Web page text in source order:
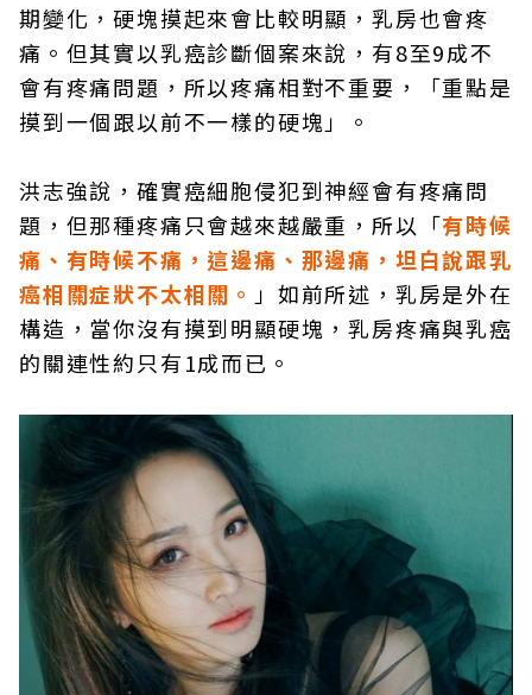
期變化，硬塊摸起來會比較明顯，乳房也會疼
痛。但其實以乳癌診斷個案來說，有8至9成不
會有疼痛問題，所以疼痛相對不重要，「重點是
摸到一個跟以前不一樣的硬塊」。
洪志強說，確實癌細胞侵犯到神經會有疼痛問
題，但那種疼痛只會越來越嚴重，所以「有時候
痛、有時候不痛，這邊痛、那邊痛，坦白說跟乳
癌相關症狀不太相關。 」如前所述，乳房是外在
構造，當你沒有摸到明顯硬塊，乳房疼痛與乳癌
的關連性約只有1成而已。